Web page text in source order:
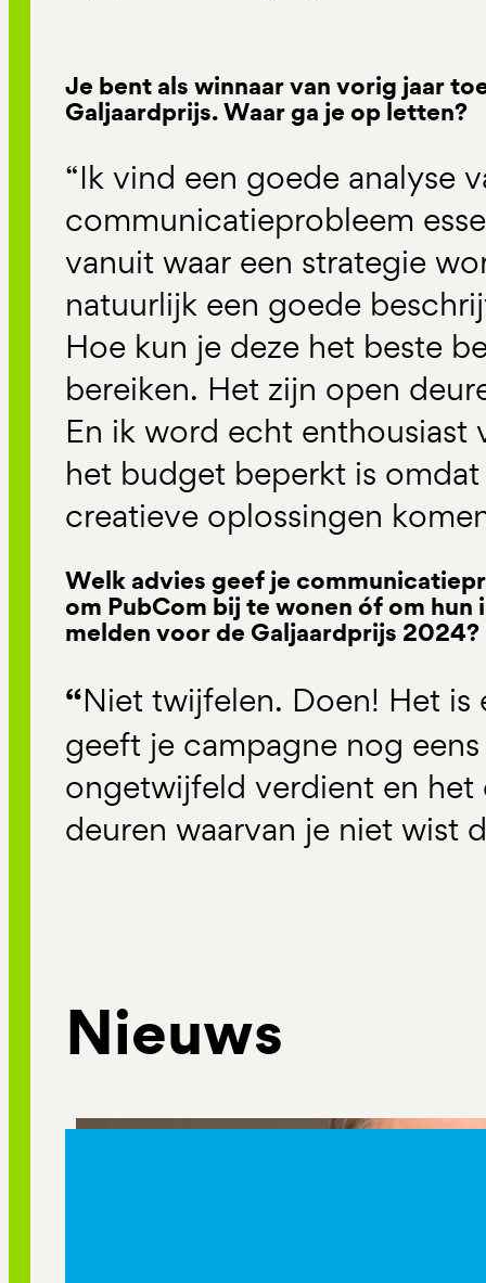
Je bent als winnaar van vorig jaar
Galjaardprijs. Waar ga je op letten?
“Ik vind een goede analyse
communicatieprobleem
vanuit waar een strategie
natuurlijk een goede
Hoe kun je deze het beste
bereiken. Het zijn open
En ik word echt enthousiast
het budget beperkt is
creatieve oplossingen
Welk advies geef je
om PubCom bij te wonen óf om
melden voor de Galjaardprijs 2024?
“Niet twijfelen. Doen! Het is
geeft je campagne nog
ongetwijfeld verdient en
deuren waarvan je niet wist
Nieuws